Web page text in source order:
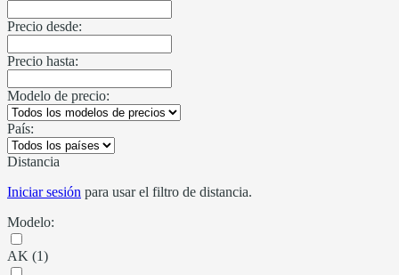
Precio desde:
Precio hasta:
Modelo de precio:
País:
Distancia
Iniciar sesión para usar el filtro de distancia.
Modelo:
AK (1)